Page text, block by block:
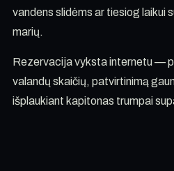
vandens slidėms ar tiesiog laikui
marių.
Rezervacija vyksta internetu —
valandų skaičių, patvirtinimą
išplaukiant kapitonas trumpai